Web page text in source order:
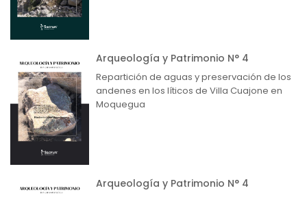
Arqueología y Patrimonio N° 4
Repartición de aguas y preservación de los
andenes en los líticos de Villa Cuajone en
Moquegua
Arqueología y Patrimonio N° 4